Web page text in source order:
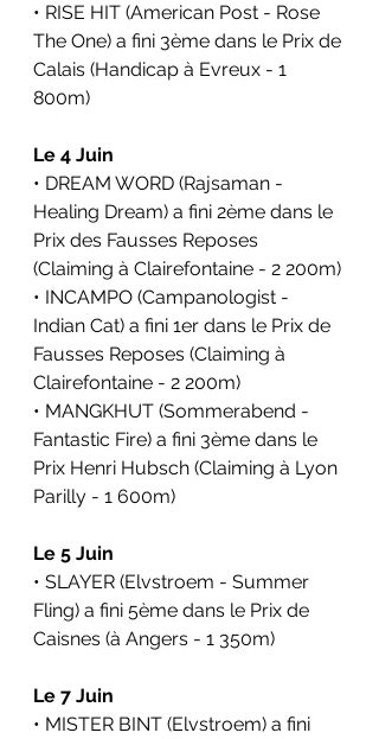
• RISE HIT (American Post - Rose
The One) a fini 3ème dans le Prix de
Calais (Handicap à Evreux - 1
800m)
Le 4 Juin
• DREAM WORD (Rajsaman -
Healing Dream) a fini 2ème dans le
Prix des Fausses Reposes
(Claiming à Clairefontaine - 2 200m)
• INCAMPO (Campanologist -
Indian Cat) a fini 1er dans le Prix de
Fausses Reposes (Claiming à
Clairefontaine - 2 200m)
• MANGKHUT (Sommerabend -
Fantastic Fire) a fini 3ème dans le
Prix Henri Hubsch (Claiming à Lyon
Parilly - 1 600m)
Le 5 Juin
• SLAYER (Elvstroem - Summer
Fling) a fini 5ème dans le Prix de
Caisnes (à Angers - 1 350m)
Le 7 Juin
• MISTER BINT (Elvstroem) a fini